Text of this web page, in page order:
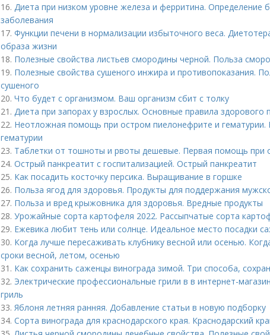
16. Диета при низком уровне железа и ферритина. Определение
заболевания
17. Функции печени в нормализации избыточного веса.
образа жизни
18. Полезные свойства листьев смородины черной. Польза
19. Полезные свойства сушеного инжира и противопоказания.
сушеного
20. Что будет с организмом. Ваш организм сбит с толку
21. Диета при запорах у взрослых. Основные правила здорового
22. Неотложная помощь при остром пиелонефрите и
гематурии
23. Таблетки от тошноты и рвоты дешевые. Первая помощь при
24. Острый панкреатит с госпитализацией. Острый панкреатит
25. Как посадить косточку персика. Выращивание в горшке
26. Польза ягод для здоровья. Продукты для поддержания
27. Польза и вред крыжовника для здоровья. Вредные продукты
28. Урожайные сорта картофеля 2022. Рассыпчатые сорта
29. Ежевика любит тень или солнце. Идеальное место посадки
30. Когда лучше пересаживать клубнику весной или осенью.
сроки весной, летом, осенью
31. Как сохранить саженцы винограда зимой. Три способа,
32. Электрические профессиональные грили в в интернет-
гриль
33. Яблоня летняя ранняя. Добавление статьи в новую подборку
34. Сорта винограда для краснодарского края. Краснодарский